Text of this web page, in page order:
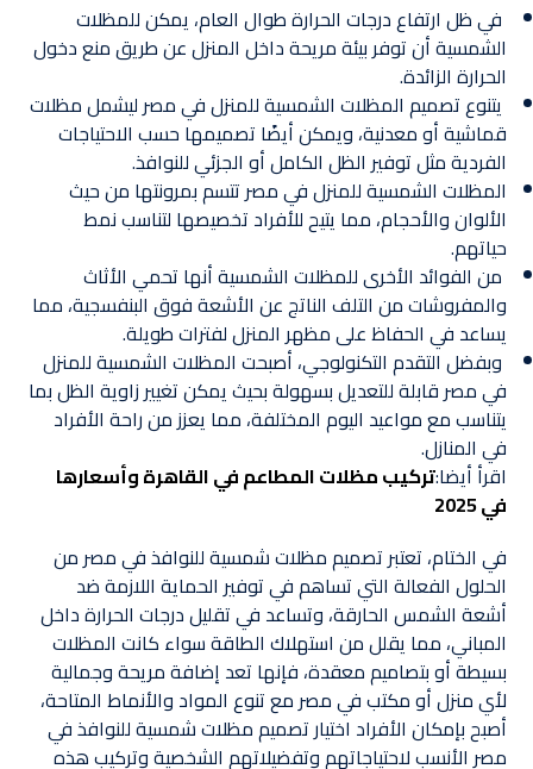
في ظل ارتفاع درجات الحرارة طوال العام، يمكن للمظلات
الشمسية أن توفر بيئة مريحة داخل المنزل عن طريق منع دخول
الحرارة الزائدة.
يتنوع تصميم المظلات الشمسية للمنزل في مصر ليشمل مظلات
قماشية أو معدنية، ويمكن أيضًا تصميمها حسب الاحتياجات
الفردية مثل توفير الظل الكامل أو الجزئي للنوافذ.
المظلات الشمسية للمنزل في مصر تتسم بمرونتها من حيث
الألوان والأحجام، مما يتيح للأفراد تخصيصها لتناسب نمط
حياتهم.
من الفوائد الأخرى للمظلات الشمسية أنها تحمي الأثاث
والمفروشات من التلف الناتج عن الأشعة فوق البنفسجية، مما
يساعد في الحفاظ على مظهر المنزل لفترات طويلة.
وبفضل التقدم التكنولوجي، أصبحت المظلات الشمسية للمنزل
في مصر قابلة للتعديل بسهولة بحيث يمكن تغيير زاوية الظل بما
يتناسب مع مواعيد اليوم المختلفة، مما يعزز من راحة الأفراد
في المنازل.
اقرأ أيضا:تركيب مظلات المطاعم في القاهرة وأسعارها
في 2025
في الختام، تعتبر تصميم مظلات شمسية للنوافذ في مصر من
الحلول الفعالة التي تساهم في توفير الحماية اللازمة ضد
أشعة الشمس الحارقة، وتساعد في تقليل درجات الحرارة داخل
المباني، مما يقلل من استهلاك الطاقة سواء كانت المظلات
بسيطة أو بتصاميم معقدة، فإنها تعد إضافة مريحة وجمالية
لأي منزل أو مكتب في مصر مع تنوع المواد والأنماط المتاحة،
أصبح بإمكان الأفراد اختيار تصميم مظلات شمسية للنوافذ في
مصر الأنسب لاحتياجاتهم وتفضيلاتهم الشخصية وتركيب هذه